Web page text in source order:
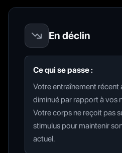
En déclin
Ce qui se passe :
Votre entraînement
diminué par rapport à vos
Votre corps ne reçoit pas
stimulus pour maintenir
actuel.